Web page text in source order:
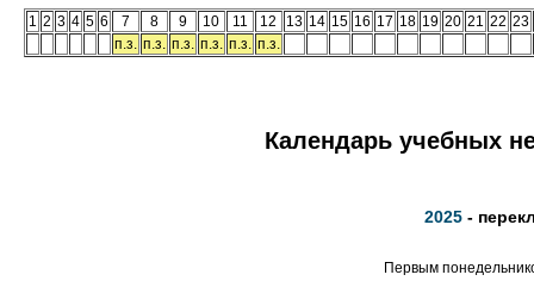
1 2 3 4 5 6 7 8 9 10 11 12 13 14 15 16 17 18 19 20 21 22 23
п.з. п.з. п.з. п.з. п.з. п.з.
Календарь учебных
2025 -
Первым